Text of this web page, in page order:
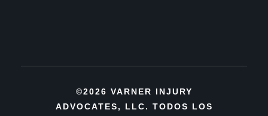
©2026 VARNER INJURY
ADVOCATES, LLC. TODOS LOS